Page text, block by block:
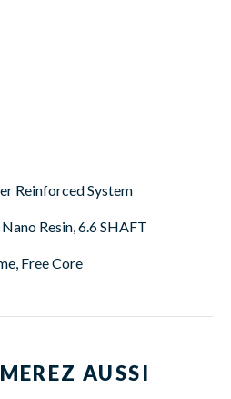
Reinforced System
Resin, 6.6 SHAFT
Free Core
AUSSI